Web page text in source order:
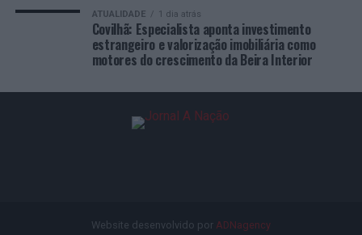
ATUALIDADE 1 dia atrás
Covilhã: Especialista aponta investimento
estrangeiro e valorização imobiliária como
motores do crescimento da Beira Interior
Website desenvolvido por ADNagency